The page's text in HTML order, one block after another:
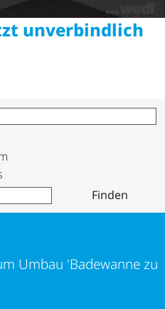
unverbindlich
Finden
Umbau 'Badewanne zu